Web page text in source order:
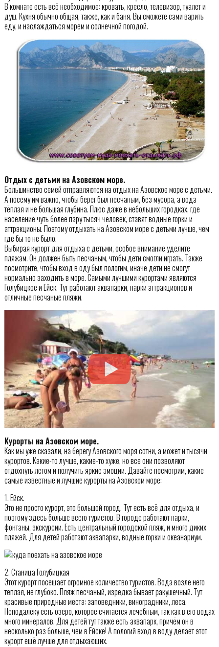
В комнате есть всё необходимое: кровать, кресло, телевизор, туалет и
душ. Кухня обычно общая, также, как и баня. Вы сможете сами варить
еду, и наслаждаться морем и солнечной погодой.
Отдых с детьми на Азовском море.
Большинство семей отправляются на отдых на Азовское море с детьми.
А посему им важно, чтобы берег был песчаным, без мусора, а вода
тёплая и не большая глубина. Плюс даже в небольших городках, где
население чуть более пару тысяч человек, ставят водные горки и
аттракционы. Поэтому отдыхать на Азовском море с детьми лучше, чем
где бы то не было.
Выбирая курорт для отдыха с детьми, особое внимание уделите
пляжам. Он должен быть песчаным, чтобы дети смогли играть. Также
посмотрите, чтобы вход в оду был пологим, иначе дети не смогут
нормально заходить в море. Самыми лучшими курортами являются
Голубицкое и Ейск. Тут работают аквапарки, парки аттракционов и
отличные песчаные пляжи.
Курорты на Азовском море.
Как мы уже сказали, на берегу Азовского моря сотни, а может и тысячи
курортов. Какие-то лучше, какие-то хуже, но все они позволяют
отдохнуть летом и получить яркие эмоции. Давайте посмотрим, какие
самые известные и лучшие курорты на Азовском море:
1. Ейск.
Это не просто курорт, это большой город. Тут есть всё для отдыха, и
поэтому здесь больше всего туристов. В городе работают парки,
фонтаны, экскурсии. Есть центральный городской пляж, и много диких
пляжей. Для детей работают аквапарки, водные горки и океанариум.
2. Станица Голубицкая
Этот курорт посещает огромное количество туристов. Вода возле него
теплая, не глубоко. Пляж песчаный, изредка бывает ракушечный. Тут
красивые природные места: заповедники, виноградники, леса.
Неподалёку есть озеро, которое считается лечебным, так как в его водах
много минералов. Для детей тут также есть аквапарк, причём он в
несколько раз больше, чем в Ейске! А пологий вход в воду делает этот
курорт ещё лучше для отдыхающих.